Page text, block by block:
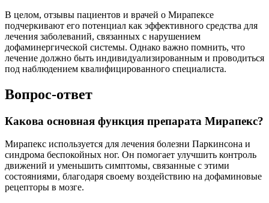
В целом, отзывы пациентов и врачей о Мирапексе
подчеркивают его потенциал как эффективного средства для
лечения заболеваний, связанных с нарушением
дофаминергической системы. Однако важно помнить, что
лечение должно быть индивидуализированным и проводиться
под наблюдением квалифицированного специалиста.
Вопрос-ответ
Какова основная функция препарата Мирапекс?
Мирапекс используется для лечения болезни Паркинсона и
синдрома беспокойных ног. Он помогает улучшить контроль
движений и уменьшить симптомы, связанные с этими
состояниями, благодаря своему воздействию на дофаминовые
рецепторы в мозге.